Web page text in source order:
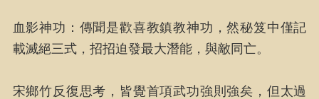
血影神功：傳聞是歡喜教鎮教神功，然秘笈中僅記
載滅絕三式，招招迫發最大潛能，與敵同亡。
宋鄉竹反復思考，皆覺首項武功強則強矣，但太過